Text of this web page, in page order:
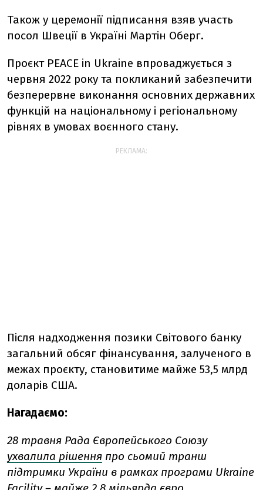
Також у церемонії підписання взяв участь
посол Швеції в Україні Мартін Оберг.
Проєкт PEACE in Ukraine впроваджується з
червня 2022 року та покликаний забезпечити
безперервне виконання основних державних
функцій на національному і регіональному
рівнях в умовах воєнного стану.
РЕКЛАМА:
Після надходження позики Світового банку
загальний обсяг фінансування, залученого в
межах проєкту, становитиме майже 53,5 млрд
доларів США.
Нагадаємо:
28 травня Рада Європейського Союзу
ухвалила рішення про сьомий транш
підтримки України в рамках програми Ukraine